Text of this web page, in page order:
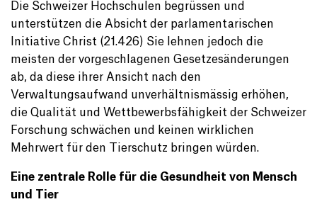
Die Schweizer Hochschulen begrüssen und
unterstützen die Absicht der parlamentarischen
Initiative Christ (21.426) Sie lehnen jedoch die
meisten der vorgeschlagenen Gesetzesänderungen
ab, da diese ihrer Ansicht nach den
Verwaltungsaufwand unverhältnismässig erhöhen,
die Qualität und Wettbewerbsfähigkeit der Schweizer
Forschung schwächen und keinen wirklichen
Mehrwert für den Tierschutz bringen würden.
Eine zentrale Rolle für die Gesundheit von Mensch
und Tier